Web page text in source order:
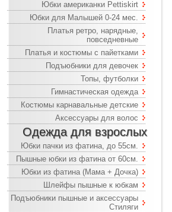
Юбки американки Pettiskirt
Юбки для Малышей 0-24 мес.
Платья ретро, нарядные,
повседневные
Платья и костюмы с пайетками
Подъюбники для девочек
Топы, футболки
Гимнастическая одежда
Костюмы карнавальные детские
Аксессуары для волос
Одежда для взрослых
Юбки пачки из фатина, до 55см.
Пышные юбки из фатина от 60см.
Юбки из фатина (Мама + Дочка)
Шлейфы пышные к юбкам
Подъюбники пышные и аксессуары
Стиляги